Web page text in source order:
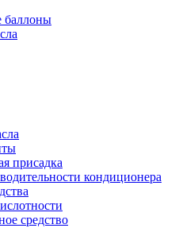
баллоны
присадка
кондиционера
средство